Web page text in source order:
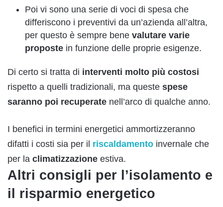
Poi vi sono una serie di voci di spesa che
differiscono i preventivi da un’azienda all’altra,
per questo è sempre bene valutare varie
proposte in funzione delle proprie esigenze.
Di certo si tratta di interventi molto più costosi
rispetto a quelli tradizionali, ma queste spese
saranno poi recuperate nell’arco di qualche anno.
I benefici in termini energetici ammortizzeranno
difatti i costi sia per il riscaldamento invernale che
per la climatizzazione estiva.
Altri consigli per l’isolamento e
il risparmio energetico